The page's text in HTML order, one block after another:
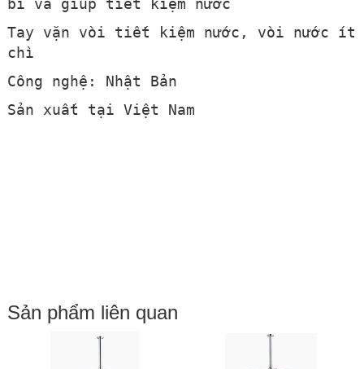
bỉ và giúp tiết kiệm nước
Tay vặn vòi tiết kiệm nước, vòi nước ít
chì
Công nghệ: Nhật Bản
Sản xuất tại Việt Nam
Sản phẩm liên quan